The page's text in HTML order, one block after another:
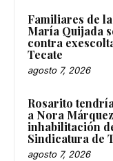
Familiares de
María Quijada
contra
Tecate
agosto 7, 2026
Rosarito
a Nora
inhabilitación
Sindicatura de
agosto 7, 2026